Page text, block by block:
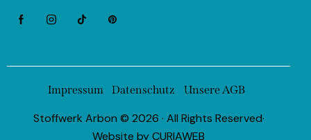
Impressum Datenschutz Unsere AGB
Stoffwerk Arbon © 2026 · All Rights Reserved·
Website byCURIAWEB